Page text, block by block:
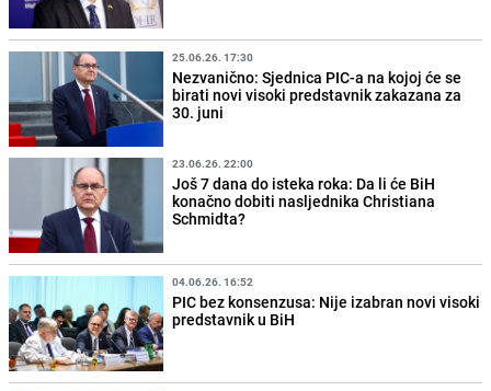
25.06.26. 17:30
Nezvanično: Sjednica PIC-a na kojoj će se
birati novi visoki predstavnik zakazana za
30. juni
23.06.26. 22:00
Još 7 dana do isteka roka: Da li će BiH
konačno dobiti nasljednika Christiana
Schmidta?
04.06.26. 16:52
PIC bez konsenzusa: Nije izabran novi visoki
predstavnik u BiH